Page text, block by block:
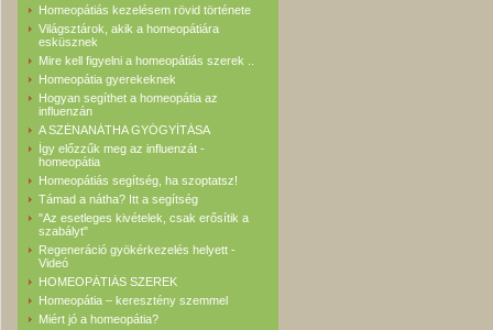
Homeopátiás kezelésem rövid története
Világsztárok, akik a homeopátiára
esküsznek
Mire kell figyelni a homeopátiás szerek ..
Homeopátia gyerekeknek
Hogyan segíthet a homeopátia az
influenzán
A SZÉNANÁTHA GYÓGYÍTÁSA
Így előzzűk meg az influenzát -
homeopátia
Homeopátiás segítség, ha szoptatsz!
Támad a nátha? Itt a segítség
"Az esetleges kivételek, csak erősítik a
szabályt"
Regeneráció gyökérkezelés helyett -
Videó
HOMEOPÁTIÁS SZEREK
Homeopátia – keresztény szemmel
Miért jó a homeopátia?